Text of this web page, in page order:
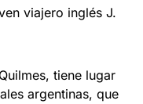
viajero inglés J.
tiene lugar
argentinas, que